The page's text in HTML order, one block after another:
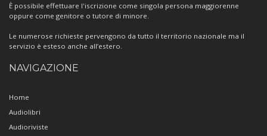
È possibile effettuare l'iscrizione come singola persona maggiorenne
oppure come genitore o tutore di minore.
Le numerose richieste pervengono da tutto il territorio nazionale ma il
servizio è esteso anche all’estero.
NAVIGAZIONE
Home
Audiolibri
Audioriviste